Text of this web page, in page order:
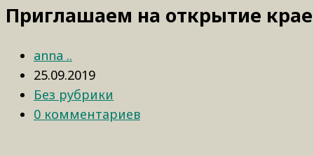
Приглашаем на открытие
anna ..
25.09.2019
Без рубрики
0 комментариев